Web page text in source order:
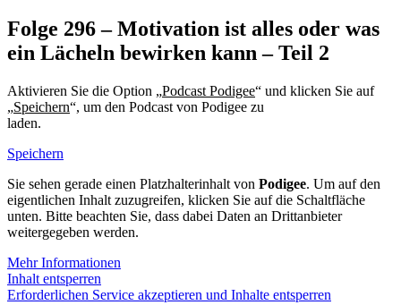
Folge 296 – Motivation ist alles oder was
ein Lächeln bewirken kann – Teil 2
Aktivieren Sie die Option „Podcast Podigee“ und klicken Sie auf
„Speichern“, um den Podcast von Podigee zu
laden.
Speichern
Sie sehen gerade einen Platzhalterinhalt von Podigee. Um auf den
eigentlichen Inhalt zuzugreifen, klicken Sie auf die Schaltfläche
unten. Bitte beachten Sie, dass dabei Daten an Drittanbieter
weitergegeben werden.
Mehr Informationen
Inhalt entsperren
Erforderlichen Service akzeptieren und Inhalte entsperren